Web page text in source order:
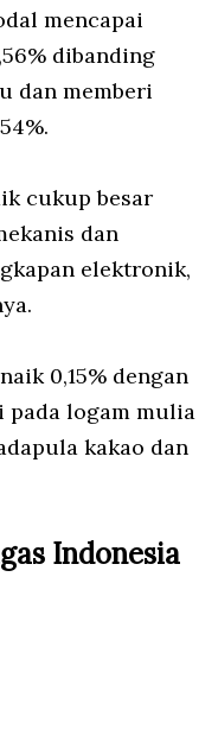
mencapai
dibanding
dan memberi
cukup besar
dan
elektronik,
0,15% dengan
pada logam mulia
kakao dan
Indonesia